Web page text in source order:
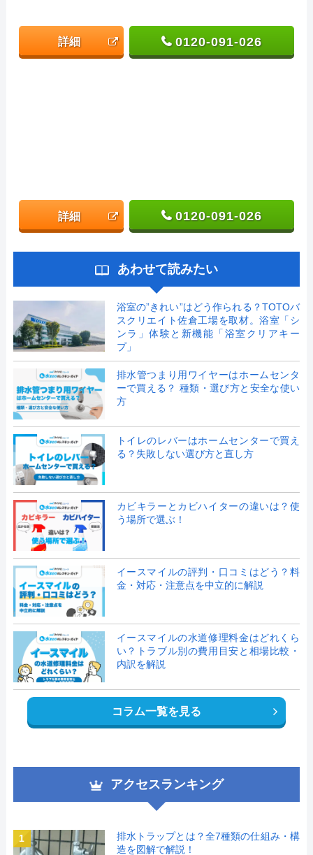
詳細 0120-091-026
詳細 0120-091-026
あわせて読みたい
浴室の”きれい”はどう作られる？TOTOバ
スクリエイト佐倉工場を取材。浴室「シ
ンラ」体験と新機能「浴室クリアキー
プ」
排水管つまり用ワイヤーはホームセンタ
ーで買える？ 種類・選び方と安全な使い
方
トイレのレバーはホームセンターで買え
る？失敗しない選び方と直し方
カビキラーとカビハイターの違いは？使
う場所で選ぶ！
イースマイルの評判・口コミはどう？料
金・対応・注意点を中立的に解説
イースマイルの水道修理料金はどれくら
い？トラブル別の費用目安と相場比較・
内訳を解説
コラム一覧を見る
アクセスランキング
1
排水トラップとは？全7種類の仕組み・構
造を図解で解説！